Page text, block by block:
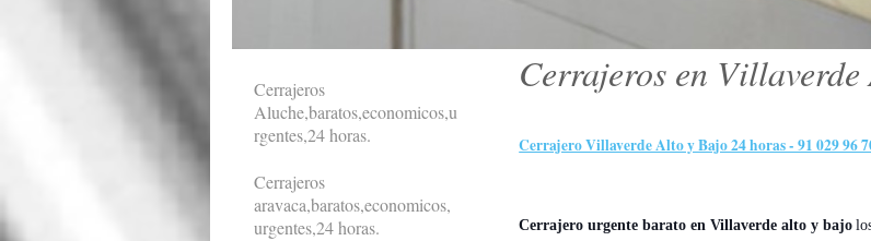
Cerrajeros en
Cerrajero Villaverde Alto y Bajo 24 horas - 91 029 96
Cerrajero urgente barato en Villaverde alto y bajo
Cerrajeros
Aluche,baratos,economicos,u
rgentes,24 horas.
Cerrajeros
aravaca,baratos,economicos,
urgentes,24 horas.